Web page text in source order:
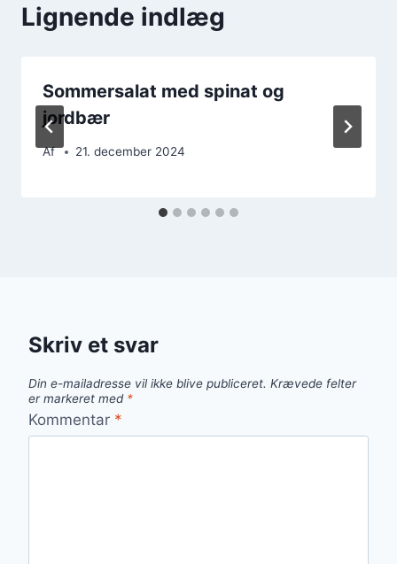
Lignende indlæg
Sommersalat med spinat og
jordbær
Af 21. december 2024
Skriv et svar
Din e-mailadresse vil ikke blive publiceret. Krævede felter
er markeret med *
Kommentar *